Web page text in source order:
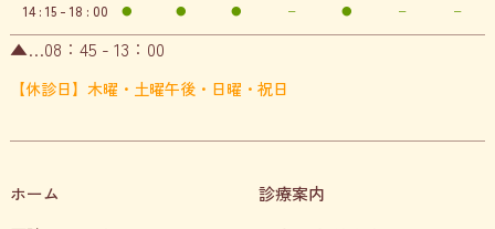
14 : 15 - 18 : 00 ● ● ● − ● − −
▲…08：45 - 13：00
【休診日】木曜・土曜午後・日曜・祝日
ホーム
診療案内